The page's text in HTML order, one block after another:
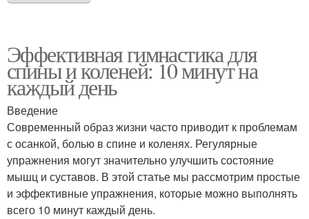
Эффективная гимнастика для
спины и коленей: 10 минут на
каждый день
Введение
Современный образ жизни часто приводит к проблемам
с осанкой, болью в спине и коленях. Регулярные
упражнения могут значительно улучшить состояние
мышц и суставов. В этой статье мы рассмотрим простые
и эффективные упражнения, которые можно выполнять
всего 10 минут каждый день.